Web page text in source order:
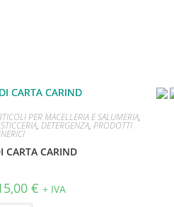
PER MACELLERIA E SALUMERIA,
, DETERGENZA, PRODOTTI
CARTA CARIND
€ + IVA